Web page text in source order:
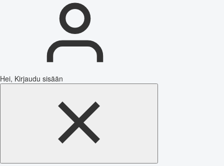
Hei, Kirjaudu sisään